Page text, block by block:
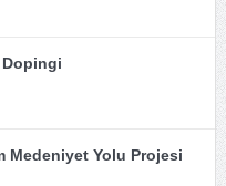
Dopingi
Medeniyet Yolu Projesi